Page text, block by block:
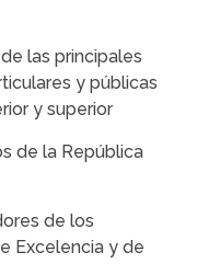
las principales
y públicas
y superior
de la República
de los
Excelencia y de